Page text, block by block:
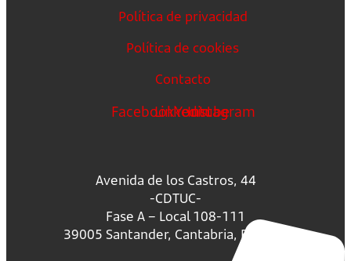
Política de privacidad
Política de cookies
Contacto
FacebookLinkedin
Youtube
Instagram
Avenida de los Castros, 44
-CDTUC-
Fase A – Local 108-111
39005 Santander, Cantabria, España.